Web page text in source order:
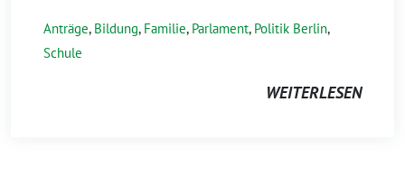
Anträge, Bildung, Familie, Parlament, Politik Berlin,
Schule
WEITERLESEN